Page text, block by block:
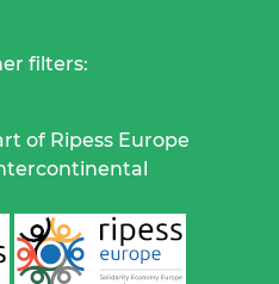
filters:
of Ripess Europe